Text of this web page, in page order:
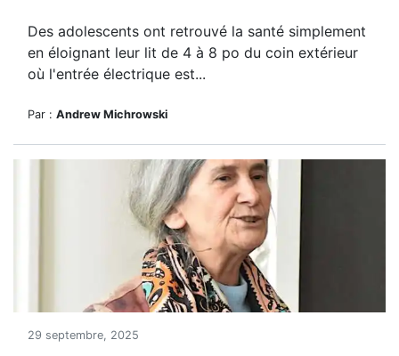
Des adolescents ont retrouvé la santé simplement
en éloignant leur lit de 4 à 8 po du coin extérieur
où l'entrée électrique est...
Par : Andrew Michrowski
29 septembre, 2025